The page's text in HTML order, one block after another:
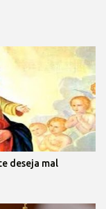
deseja mal